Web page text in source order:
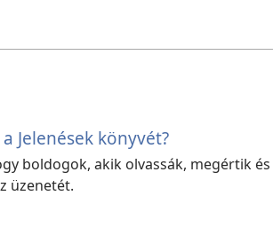
Jelenések könyvét?
boldogok, akik olvassák, megértik és
üzenetét.